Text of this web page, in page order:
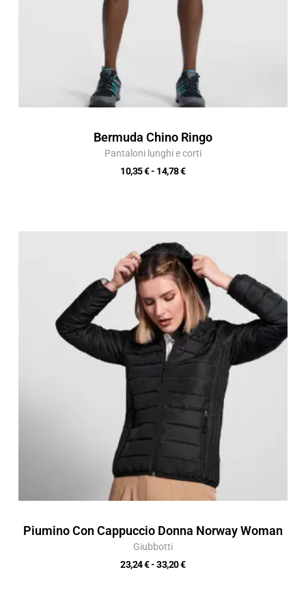
Bermuda Chino Ringo
Pantaloni lunghi e corti
10,35€- 14,78€
Piumino Con Cappuccio Donna Norway Woman
Giubbotti
23,24€- 33,20€
di
prezzo:
da
23,24 €
a
33,20 €